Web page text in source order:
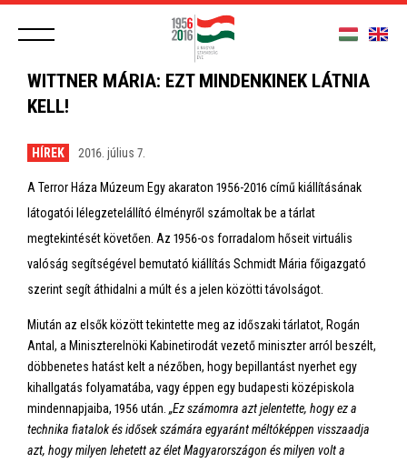
WITTNER MÁRIA: EZT MINDENKINEK LÁTNIA
KELL!
HÍREK 2016. július 7.
A Terror Háza Múzeum Egy akaraton 1956-2016 című kiállításának
látogatói lélegzetelállító élményről számoltak be a tárlat
megtekintését követően. Az 1956-os forradalom hőseit virtuális
valóság segítségével bemutató kiállítás Schmidt Mária főigazgató
szerint segít áthidalni a múlt és a jelen közötti távolságot.
Miután az elsők között tekintette meg az időszaki tárlatot, Rogán
Antal, a Miniszterelnöki Kabinetirodát vezető miniszter arról beszélt,
döbbenetes hatást kelt a nézőben, hogy bepillantást nyerhet egy
kihallgatás folyamatába, vagy éppen egy budapesti középiskola
mindennapjaiba, 1956 után. „Ez számomra azt jelentette, hogy ez a
technika fiatalok és idősek számára egyaránt méltóképpen visszaadja
azt, hogy milyen lehetett az élet Magyarországon és milyen volt a